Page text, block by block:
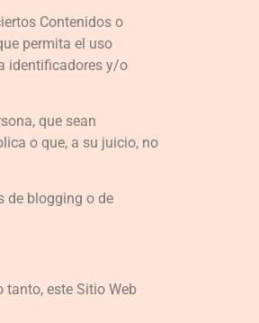
Contenidos o
permita el uso
identificadores y/o
que sean
o que, a su juicio, no
de blogging o de
tanto, este Sitio Web